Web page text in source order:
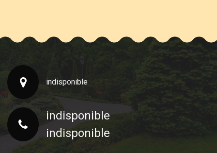
indisponible
indisponible
indisponible